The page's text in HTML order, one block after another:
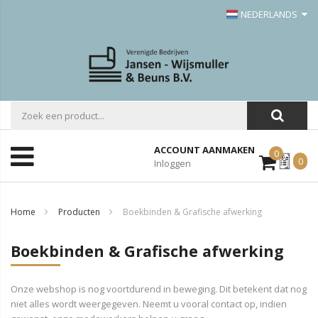
NEDERLANDS
ACCOUNT AANMAKEN
Inloggen
0Mijn
Offerte
0
Home Producten Boekbinden & Grafische afwerking
Boekbinden & Grafische afwerking
Onze webshop is nog voortdurend in beweging. Dit betekent dat nog
niet alles wordt weergegeven. Neemt u vooral contact op, indien